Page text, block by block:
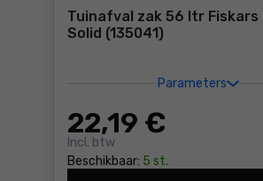
Tuinafval zak 56 ltr Fiskars
Solid (135041)
Parameters
22,19 €
Incl. btw
Beschikbaar: 5 st.